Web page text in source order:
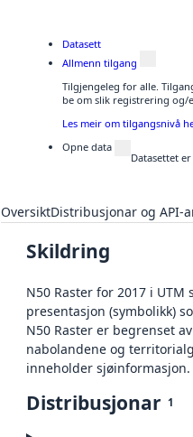
Datasett
Allmenn tilgang
Tilgjengeleg for alle.
be om slik registrering og/
Les meir om tilgangsnivå
Opne data
Datasettet
OversiktDistribusjonar og API-
Skildring
N50 Raster for 2017 i UTM
presentasjon (symbolikk)
N50 Raster er begrenset
nabolandene og
inneholder sjøinformasjon.
Distribusjonar 1